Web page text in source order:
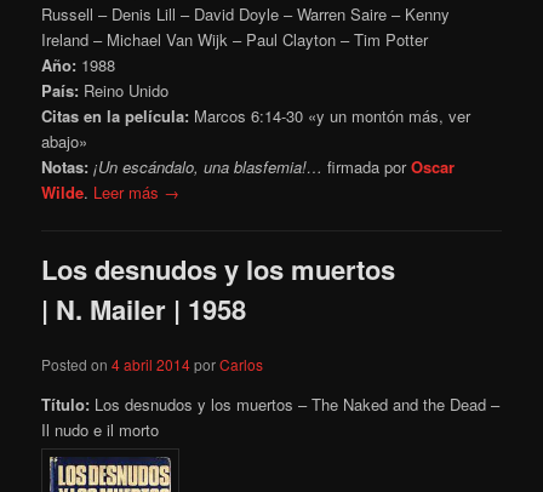
Russell – Denis Lill – David Doyle – Warren Saire – Kenny
Ireland – Michael Van Wijk – Paul Clayton – Tim Potter
Año: 1988
País: Reino Unido
Citas en la película: Marcos 6:14-30 «y un montón más, ver
abajo»
Notas: ¡Un escándalo, una blasfemia!… firmada porOscar
Wilde. Leer más →
Los desnudos y los muertos
| N. Mailer | 1958
Posted on4 abril 2014porCarlos
Título: Los desnudos y los muertos – The Naked and the Dead –
Il nudo e il morto